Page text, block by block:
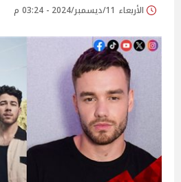
الأربعاء 11/ديسمبر/2024 - 03:24 م